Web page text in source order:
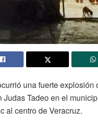
una fuerte explosión
Judas Tadeo en el
al centro de Veracruz.